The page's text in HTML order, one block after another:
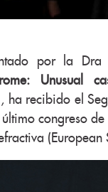
por la
Unusual
ha recibido el
congreso